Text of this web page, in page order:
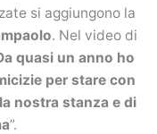
si aggiungono la
. Nel video di
quasi un anno ho
per stare con
nostra stanza e di
”.